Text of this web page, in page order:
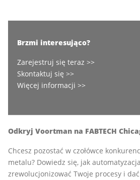
Brzmi interesująco?
Zarejestruj się teraz >>
Skontaktuj się >>
Więcej informacji >>
Odkryj Voortman na FABTECH
Chcesz pozostać w czołówce
metalu? Dowiedz się, jak
zrewolucjonizować Twoje procesy i